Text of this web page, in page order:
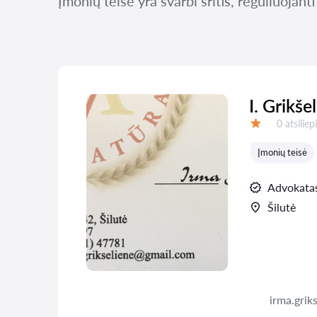
I.
0
Įmonių teisė
Šilutė